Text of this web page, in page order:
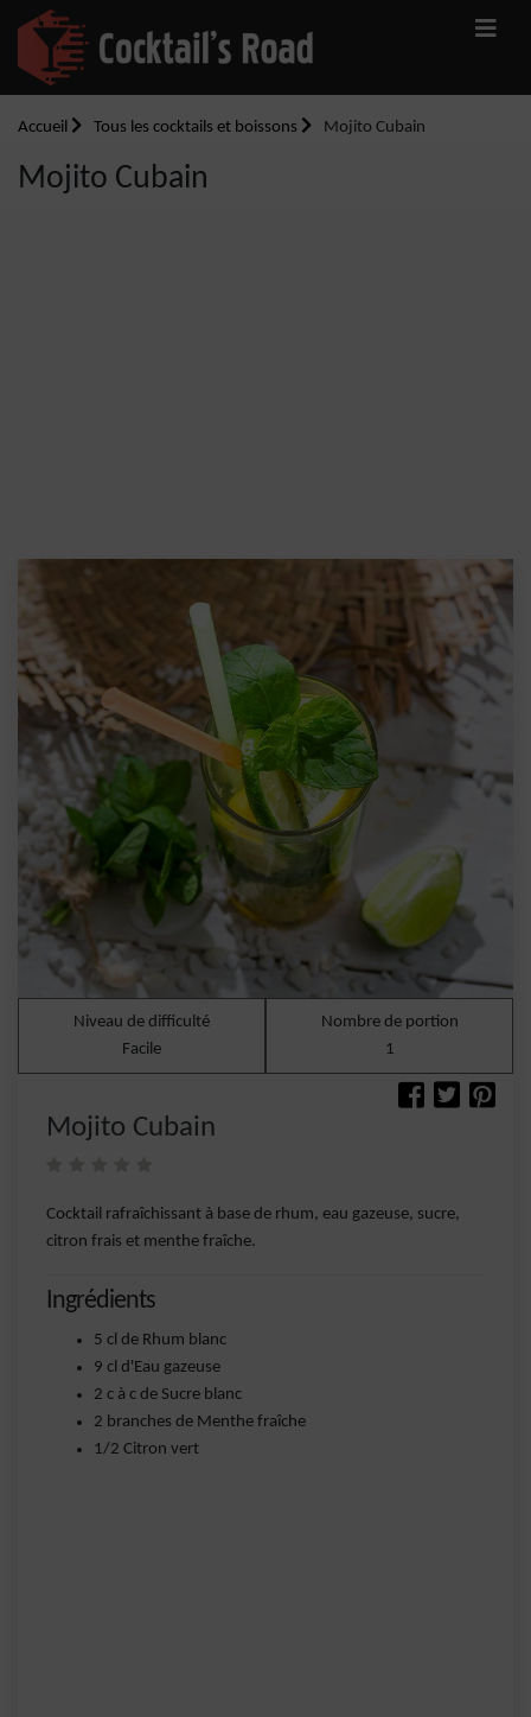
Accueil Tous les cocktails et boissons Mojito Cubain
Mojito Cubain
Niveau de difficulté
Facile
Nombre de portion
1
Mojito Cubain
Cocktail rafraîchissant à base de rhum, eau gazeuse, sucre,
citron frais et menthe fraîche.
Ingrédients
5 cl de Rhum blanc
9 cl d'Eau gazeuse
2 c à c de Sucre blanc
2 branches de Menthe fraîche
1/2 Citron vert